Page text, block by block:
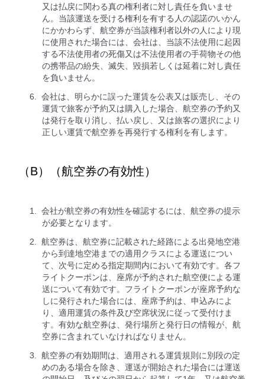
又は払戻に関わる真の権利者に対し責任を負いませ
ん。当該運送を受ける権利を有する人の認諾のいかん
にかかわらず、航空券が当該権利者以外の人により現
に使用された場合には、会社は、当該不法使用に起因
する不法使用者の死傷又は不法使用者の手荷物その他
の携帯品の紛失、滅失、毀損若しくは延着に対し責任
を負いません。
会社は、明らかに誤った運賃を公表又は販売し、その
運賃で旅客が予約又は購入した場合、航空券の予約又
は発行を取り消し、払い戻し、又は旅客の選択により
正しい運賃で航空券を再発行する権利を有します。
（B）（航空券の有効性）
会社が航空券の有効性を確認するには、航空券の提示
が必要となります。
航空券は、航空券に記載された経路による出発地空港
から到達地空港までの適用クラスによる運送につい
て、次号に定める指定期間内において有効です。各フ
ライトクーポンは、座席が予約された航空便による運
送について有効です。フライトクーポンが座席予約な
しに発行された場合には、座席予約は、申込みによ
り、適用運賃の条件及び空席状況に従って受付けま
す。有効な航空券は、発行場所と発行日の情報が、航
空券に含まれていなければなりません。
航空券の有効期間は、適用される運賃規則に別段の定
めのある場合を除き、運送が開始された場合には運送